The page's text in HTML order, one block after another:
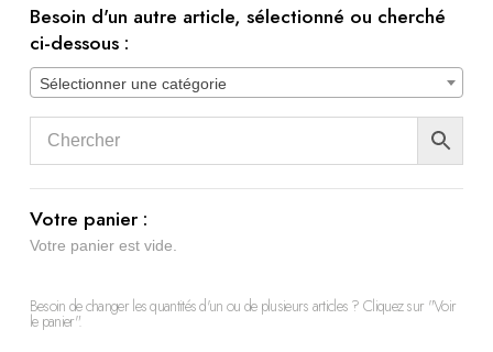
Besoin d'un autre article, sélectionné ou cherché
ci-dessous :
Sélectionner une catégorie
Votre panier :
Votre panier est vide.
Besoin de changer les quantités d'un ou de plusieurs articles ? Cliquez sur "Voir
le panier".